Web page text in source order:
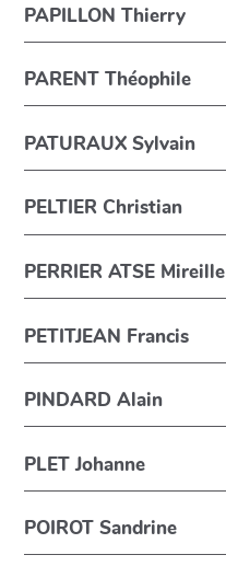
PAPILLON Thierry
PARENT Théophile
PATURAUX Sylvain
PELTIER Christian
PERRIER ATSE Mireille
PETITJEAN Francis
PINDARD Alain
PLET Johanne
POIROT Sandrine